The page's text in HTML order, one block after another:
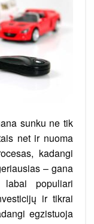
sunku ne tik
net ir nuoma
kadangi
– gana
populiari
ir tikrai
egzistuoja